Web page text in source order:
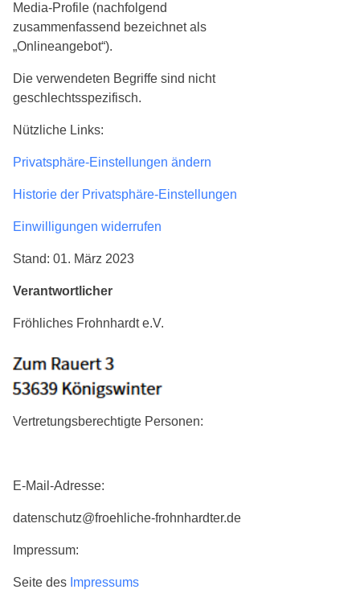
Media-Profile (nachfolgend
zusammenfassend bezeichnet als
„Onlineangebot“).
Die verwendeten Begriffe sind nicht
geschlechtsspezifisch.
Nützliche Links:
Privatsphäre-Einstellungen ändern
Historie der Privatsphäre-Einstellungen
Einwilligungen widerrufen
Stand: 01. März 2023
Verantwortlicher
Fröhliches Frohnhardt e.V.
Vertretungsberechtigte Personen:
E-Mail-Adresse:
datenschutz@froehliche-frohnhardter.de
Impressum:
Seite des Impressums